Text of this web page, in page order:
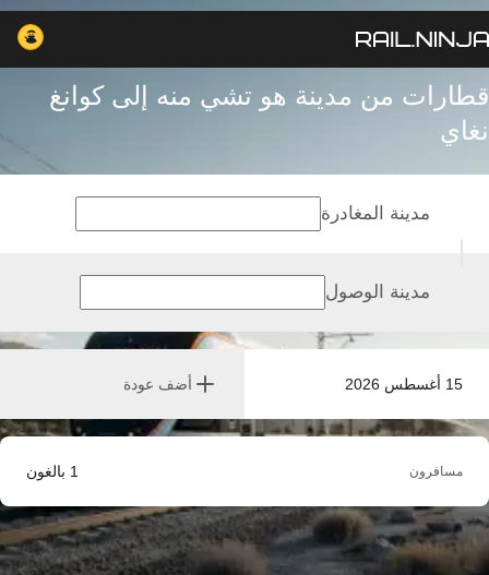
قطارات من مدينة هو تشي منه إلى كوانغ
نغاي
15 أغسطس 2026 أضف عودة
مدينة المغادرة
مدينة الوصول
مسافرون 1 بالغون